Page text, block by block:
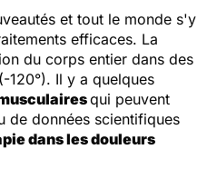
et tout le monde s'y
efficaces. La
du corps entier dans des
120°). Il y a quelques
qui peuvent
de données scientifiques
dans les douleurs